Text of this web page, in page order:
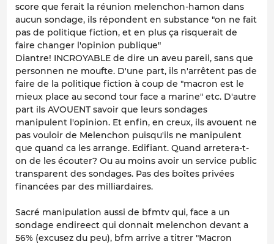
score que ferait la réunion melenchon-hamon dans
aucun sondage, ils répondent en substance "on ne fait
pas de politique fiction, et en plus ça risquerait de
faire changer l'opinion publique"
Diantre! INCROYABLE de dire un aveu pareil, sans que
personnen ne moufte. D'une part, ils n'arrêtent pas de
faire de la politique fiction à coup de "macron est le
mieux place au second tour face a marine" etc. D'autre
part ils AVOUENT savoir que leurs sondages
manipulent l'opinion. Et enfin, en creux, ils avouent ne
pas vouloir de Melenchon puisqu'ils ne manipulent
que quand ca les arrange. Edifiant. Quand arretera-t-
on de les écouter? Ou au moins avoir un service public
transparent des sondages. Pas des boîtes privées
financées par des milliardaires.
Sacré manipulation aussi de bfmtv qui, face a un
sondage endireect qui donnait melenchon devant a
56% (excusez du peu), bfm arrive a titrer "Macron